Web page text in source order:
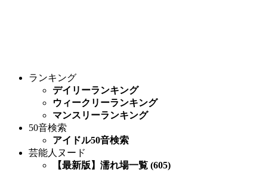
ランキング
デイリーランキング
ウィークリーランキング
マンスリーランキング
50音検索
アイドル50音検索
芸能人ヌード
【最新版】濡れ場一覧 (605)